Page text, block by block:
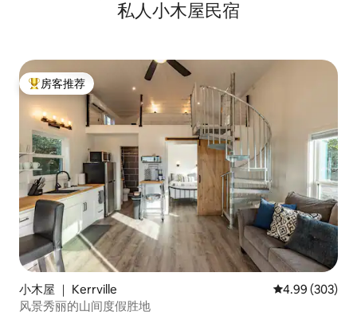
私人小木屋民宿
热门「房客推荐」
房客推荐
小木屋 ｜ Kerrville 平均评分 4.99
4.99 (303)
风景秀丽的山间度假胜地